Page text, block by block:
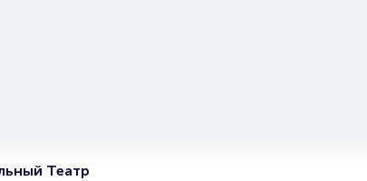
на балет Жизель
Театр